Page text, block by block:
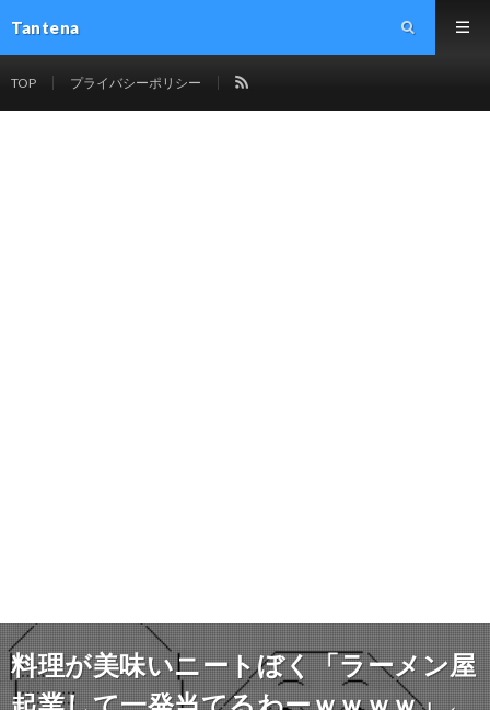
Tantena
TOP プライバシーポリシー
料理が美味いニートぼく「ラーメン屋